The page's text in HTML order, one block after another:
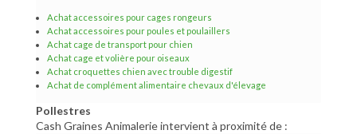
Achat accessoires pour cages rongeurs
Achat accessoires pour poules et poulaillers
Achat cage de transport pour chien
Achat cage et volière pour oiseaux
Achat croquettes chien avec trouble digestif
Achat de complément alimentaire chevaux d'élevage
Pollestres
Cash Graines Animalerie intervient à proximité de :